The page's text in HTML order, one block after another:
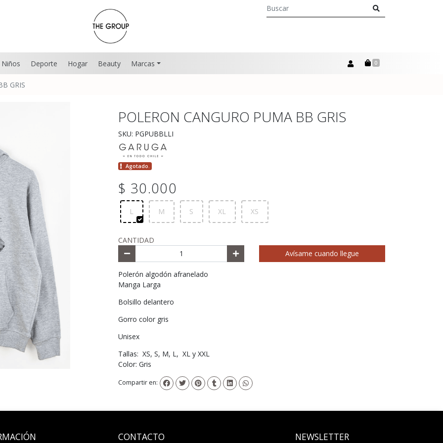
Niños Deporte Hogar Beauty Marcas 0
GRIS
POLERON CANGURO PUMA BB GRIS
SKU: PGPUBBLLI
Agotado.
$ 30.000
L M S XL XS
CANTIDAD
Avísame cuando llegue
Polerón algodón afranelado
Manga Larga
Bolsillo delantero
Gorro color gris
Unisex
Tallas: XS, S, M, L, XL y XXL
Color: Gris
Compartir en:
CONTACTO NEWSLETTER